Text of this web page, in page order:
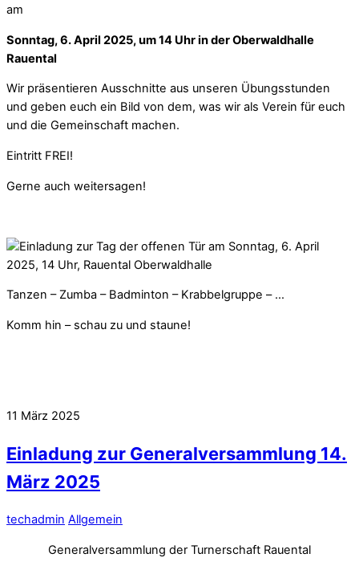
am
Sonntag, 6. April 2025, um 14 Uhr in der Oberwaldhalle
Rauental
Wir präsentieren Ausschnitte aus unseren Übungsstunden
und geben euch ein Bild von dem, was wir als Verein für euch
und die Gemeinschaft machen.
Eintritt FREI!
Gerne auch weitersagen!
Tanzen – Zumba – Badminton – Krabbelgruppe – …
Komm hin – schau zu und staune!
11 März 2025
Einladung zur Generalversammlung 14.
März 2025
techadmin Allgemein
Generalversammlung der Turnerschaft Rauental